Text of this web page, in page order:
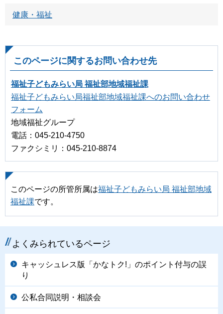
健康・福祉
このページに関するお問い合わせ先
福祉子どもみらい局 福祉部地域福祉課
福祉子どもみらい局福祉部地域福祉課へのお問い合わせ
フォーム
地域福祉グループ
電話：045-210-4750
ファクシミリ：045-210-8874
このページの所管所属は福祉子どもみらい局 福祉部地域
福祉課です。
よくみられているページ
キャッシュレス版「かなトク!」のポイント付与の誤
り
公私合同説明・相談会